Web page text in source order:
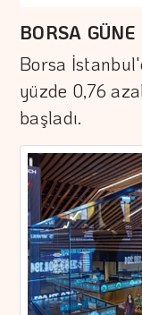
BORSA
Borsa
yüzde 0,76
başladı.